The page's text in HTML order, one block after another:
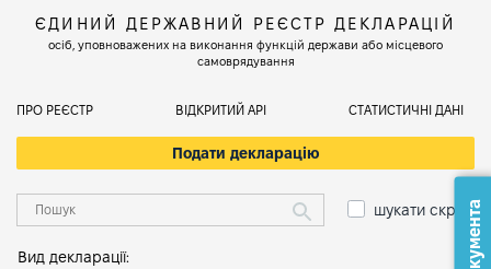
ЄДИНИЙ ДЕРЖАВНИЙ РЕЄСТР ДЕКЛАРАЦІЙ
осіб, уповноважених на виконання функцій держави або місцевого
самоврядування
ПРО РЕЄСТР ВІДКРИТИЙ АРІ СТАТИСТИЧНІ ДАНІ
Подати декларацію
шукати скрізь
Вид декларації: